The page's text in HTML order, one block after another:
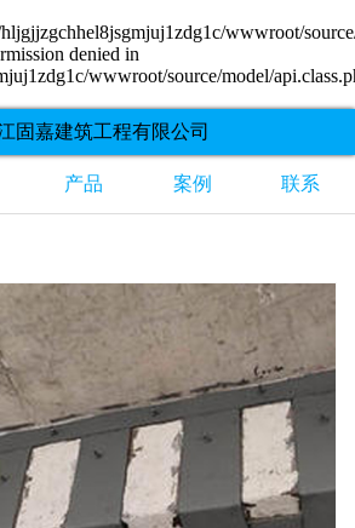
wwwroot/
denied in
wwwroot/source/model/
固嘉建筑工程有限公司
产品 案例 联系